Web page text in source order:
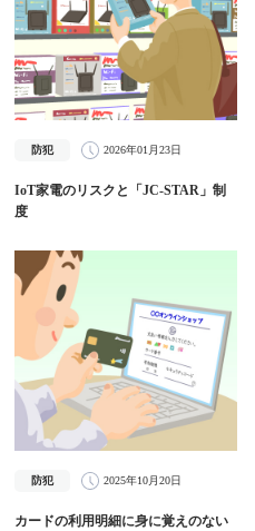
防犯 2026年01月23日
IoT家電のリスクと「JC-STAR」制
度
防犯 2025年10月20日
カードの利用明細に身に覚えのない